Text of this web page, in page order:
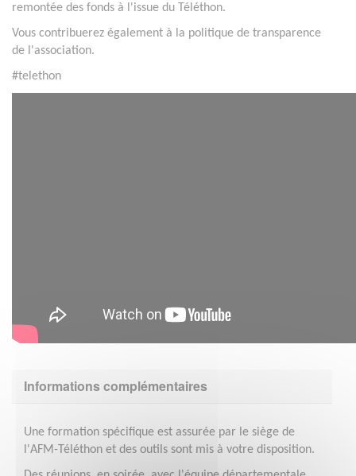
remontée des fonds à l'issue du Téléthon.
Vous contribuerez également à la politique de transparence
de l'association.
#telethon
Informations complémentaires
Une formation spécifique est assurée par le siège de
l'AFM-Téléthon et des outils sont mis à votre disposition.